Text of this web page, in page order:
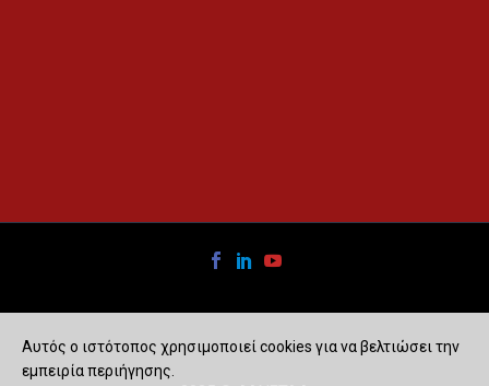
Αυτός ο ιστότοπος χρησιμοποιεί cookies για να βελτιώσει την
εμπειρία περιήγησης.